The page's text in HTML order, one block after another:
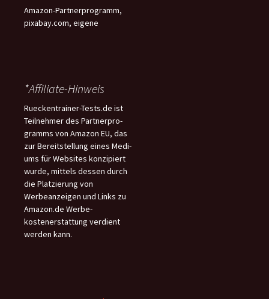
Amazon-Partnerprogramm,
pixabay.com, eigene
*Affiliate-Hinweis
Rueckentrainer-Tests.de ist
Teilnehmer des Partnerpro-
gramms von Amazon EU, das
zur Bereitstellung eines Medi-
ums für Websites konzipiert
wurde, mittels dessen durch
die Platzierung von
Werbeanzeigen und Links zu
Amazon.de Werbe-
kostenerstattung verdient
werden kann.